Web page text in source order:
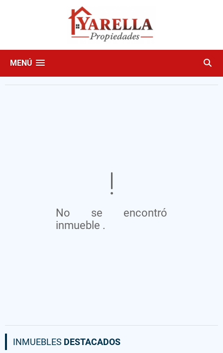
MENÚ
No se encontró
inmueble .
INMUEBLES DESTACADOS